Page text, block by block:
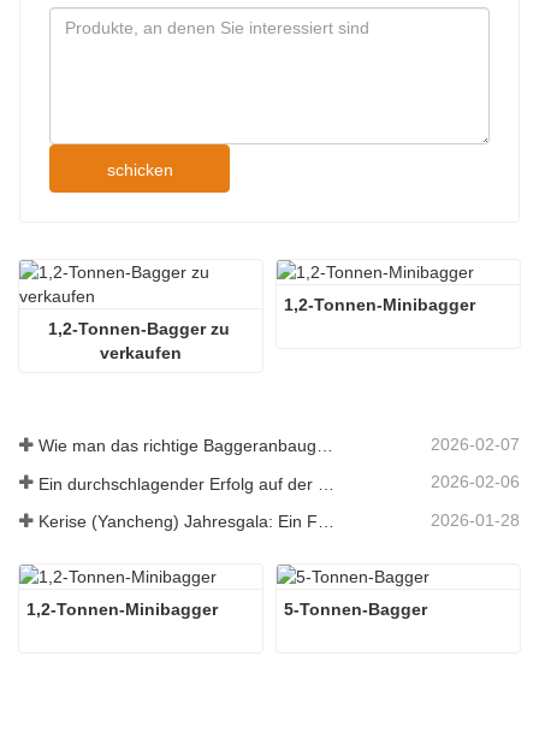
schicken
1,2-Tonnen-Bagger zu
verkaufen
1,2-Tonnen-Minibagger
Wie man das richtige Baggeranbaugerät für Aushub- und Planierungsarbeiten auswählt 2026-02-07
2026-02-06
2026-01-28
1,2-Tonnen-Minibagger 5-Tonnen-Bagger